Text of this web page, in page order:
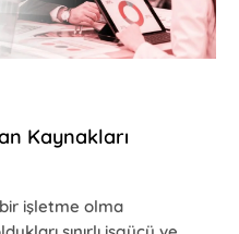
Kaynakları
işletme olma